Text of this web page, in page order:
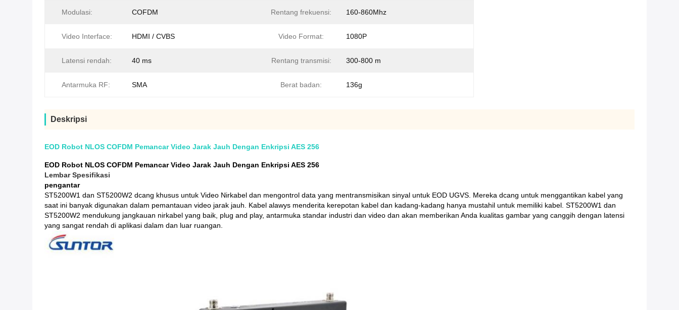
Modulasi: COFDM Rentang frekuensi: 160-860Mhz
Video Interface: HDMI / CVBS Video Format: 1080P
Latensi rendah: 40 ms Rentang transmisi: 300-800 m
Antarmuka RF: SMA Berat badan: 136g
Deskripsi
EOD Robot NLOS COFDM Pemancar Video Jarak Jauh Dengan Enkripsi AES 256
EOD Robot NLOS COFDM Pemancar Video Jarak Jauh Dengan Enkripsi AES 256
Lembar Spesifikasi
pengantar
ST5200W1 dan ST5200W2 dcang khusus untuk Video Nirkabel dan mengontrol data yang mentransmisikan sinyal untuk EOD UGVS. Mereka dcang untuk menggantikan kabel yang
saat ini banyak digunakan dalam pemantauan video jarak jauh.
Kabel alawys menderita kerepotan kabel dan kadang-kadang hanya mustahil untuk memiliki kabel. ST5200W1 dan
ST5200W2 mendukung jangkauan nirkabel yang baik, plug and play, antarmuka standar industri dan video dan akan memberikan Anda kualitas gambar yang canggih dengan latensi
yang sangat rendah di aplikasi dalam dan luar ruangan.